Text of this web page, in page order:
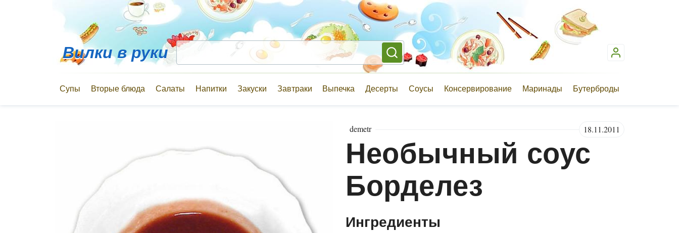
Вилки в руки
Супы Вторые блюда Салаты Напитки Закуски Завтраки Выпечка Десерты Соусы Консервирование Маринады Бутерброды
demetr 18.11.2011
Необычный соус
Борделез
Ингредиенты